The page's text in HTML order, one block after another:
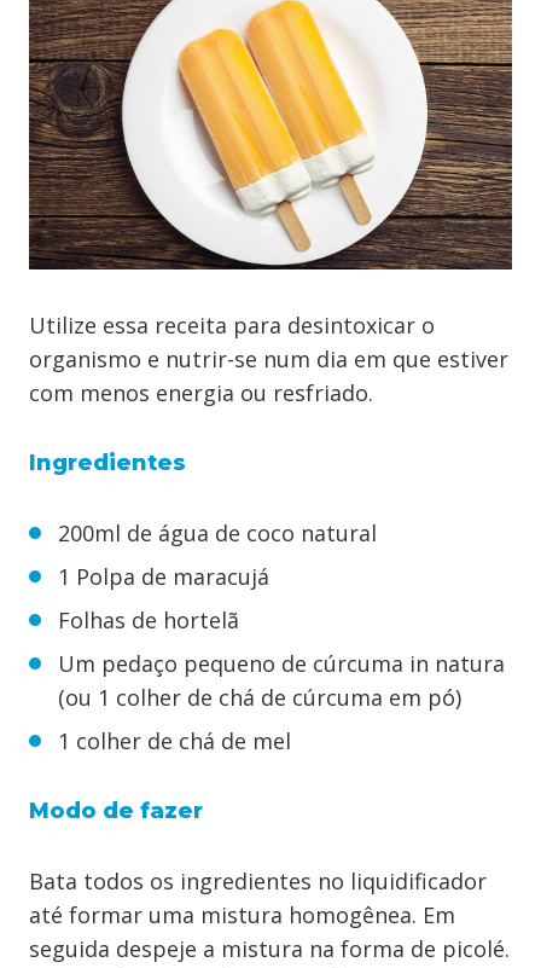
Utilize essa receita para desintoxicar o
organismo e nutrir-se num dia em que estiver
com menos energia ou resfriado.
Ingredientes
200ml de água de coco natural
1 Polpa de maracujá
Folhas de hortelã
Um pedaço pequeno de cúrcuma in natura
(ou 1 colher de chá de cúrcuma em pó)
1 colher de chá de mel
Modo de fazer
Bata todos os ingredientes no liquidificador
até formar uma mistura homogênea. Em
seguida despeje a mistura na forma de picolé.